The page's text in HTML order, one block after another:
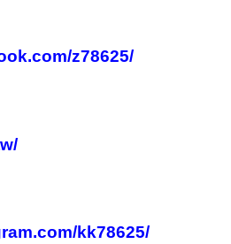
z78625/
kk78625/